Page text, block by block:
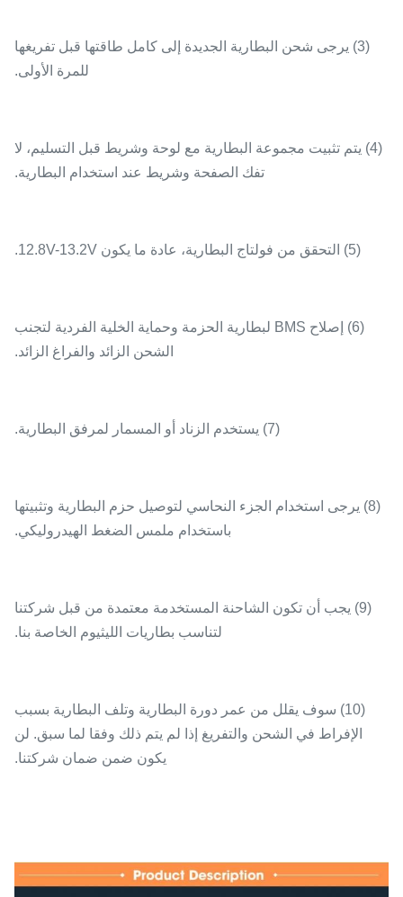
(3) يرجى شحن البطارية الجديدة إلى كامل طاقتها قبل تفريغها
للمرة الأولى.
(4) يتم تثبيت مجموعة البطارية مع لوحة وشريط قبل التسليم، لا
تفك الصفحة وشريط عند استخدام البطارية.
(5) التحقق من فولتاج البطارية، عادة ما يكون 12.8V-13.2V.
(6) إصلاح BMS لبطارية الحزمة وحماية الخلية الفردية لتجنب
الشحن الزائد والفراغ الزائد.
(7) يستخدم الزناد أو المسمار لمرفق البطارية.
(8) يرجى استخدام الجزء النحاسي لتوصيل حزم البطارية وتثبيتها
باستخدام ملمس الضغط الهيدروليكي.
(9) يجب أن تكون الشاحنة المستخدمة معتمدة من قبل شركتنا
لتناسب بطاريات الليثيوم الخاصة بنا.
(10) سوف يقلل من عمر دورة البطارية وتلف البطارية بسبب
الإفراط في الشحن والتفريغ إذا لم يتم ذلك وفقا لما سبق. لن
يكون ضمن ضمان شركتنا.